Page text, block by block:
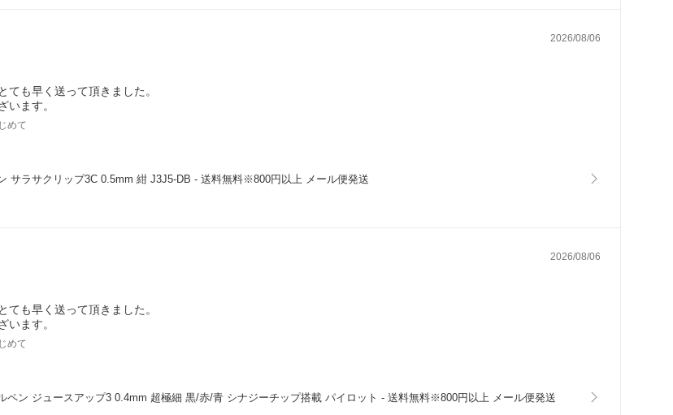
2026/08/06
ても早く送って頂きました。
います。
めて
サラサクリップ3C 0.5mm 紺 J3J5-DB - 送料無料※800円以上 メール便発送
2026/08/06
ても早く送って頂きました。
います。
めて
ペン ジュースアップ3 0.4mm 超極細 黒/赤/青 シナジーチップ搭載 パイロット - 送料無料※800円以上 メール便発送